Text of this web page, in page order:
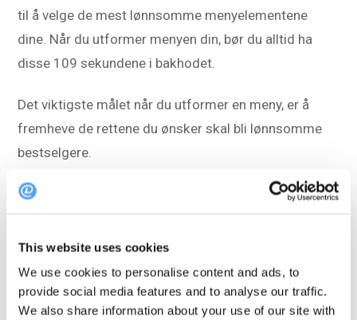
This website uses cookies
We use cookies to personalise content and ads, to
provide social media features and to analyse our traffic.
We also share information about your use of our site with
til å velge de mest lønnsomme menyelementene
dine. Når du utformer menyen din, bør du alltid ha
disse 109 sekundene i bakhodet.
Det viktigste målet når du utformer en meny, er å
fremheve de rettene du ønsker skal bli lønnsomme
bestselgere.
For å finne den beste designtilnærmingen må du ta
fra universitetet rundt hjørnet? Hva med andre
aldersgrupper? Og hvilken del av menyen og
konseptet ditt er det som tiltrekker seg gjestene til å
begynne med? Har du en signaturrett, en Michelin-